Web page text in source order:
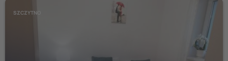
SZCZYTNO